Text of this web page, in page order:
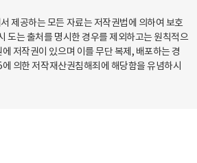
제공하는 모든 자료는 저작권법에 의하여 보호
도는 출처를 명시한 경우를 제외하고는 원칙적으
저작권이 있으며 이를 무단 복제, 배포하는 경
의한 저작재산권침해죄에 해당함을 유념하시